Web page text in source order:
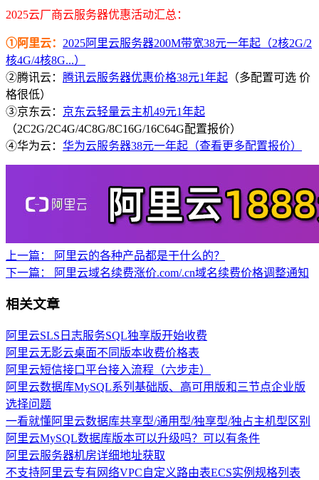
2025云厂商云服务器优惠活动汇总：
①阿里云： 2025阿里云服务器200M带宽38元一年起（2核2G/2
核4G/4核8G...）
②腾讯云： 腾讯云服务器优惠价格38元1年起 （多配置可选 价
格很低）
③京东云： 京东云轻量云主机49元1年起
（2C2G/2C4G/4C8G/8C16G/16C64G配置报价）
④华为云： 华为云服务器38元一年起（查看更多配置报价）
上一篇：
阿里云的各种产品都是干什么的？
下一篇：
阿里云域名续费涨价.com/.cn域名续费价格调整通知
相关文章
阿里云SLS日志服务SQL独享版开始收费
阿里云无影云桌面不同版本收费价格表
阿里云短信接口平台接入流程（六步走）
阿里云数据库MySQL系列基础版、高可用版和三节点企业版
选择问题
一看就懂阿里云数据库共享型/通用型/独享型/独占主机型区别
阿里云MySQL数据库版本可以升级吗？可以有条件
阿里云服务器机房详细地址获取
不支持阿里云专有网络VPC自定义路由表ECS实例规格列表